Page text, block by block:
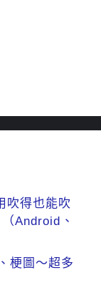
吹得也能吹
Android、
梗圖～超多